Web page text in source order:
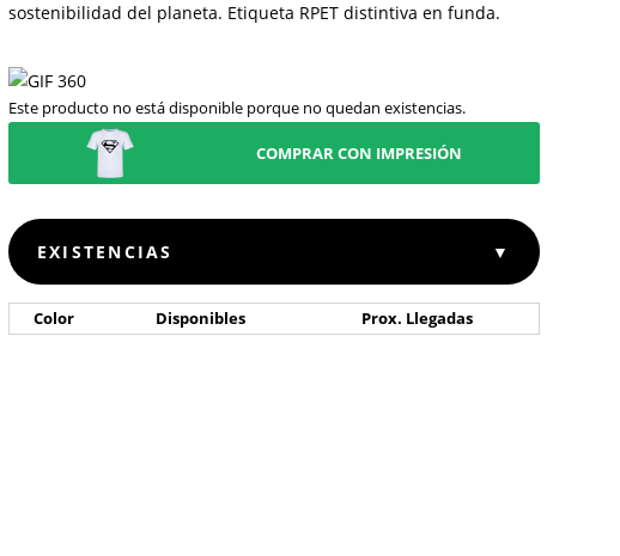
sostenibilidad del planeta. Etiqueta RPET distintiva en funda.
Este producto no está disponible porque no quedan existencias.
COMPRAR CON IMPRESIÓN
EXISTENCIAS ▼
Color Disponibles Prox. Llegadas